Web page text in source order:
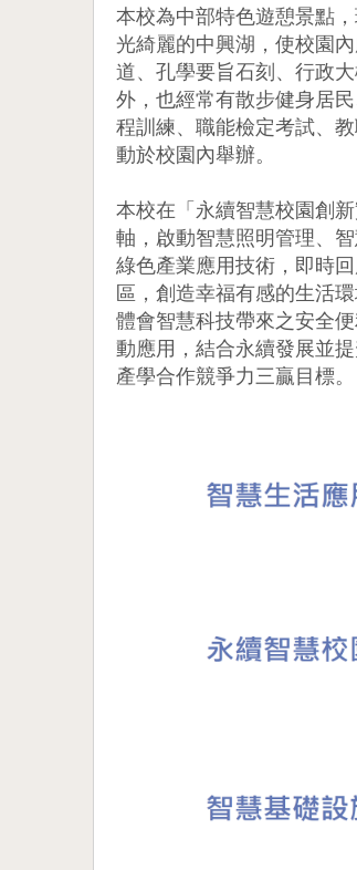
本校為中部特色遊憩景點
光綺麗的中興湖，使校園
道、孔學要旨石刻、行政
外，也經常有散步健身居
程訓練、職能檢定考試、
動於校園內舉辦。
本校在「永續智慧校園創
軸，啟動智慧照明管理、
綠色產業應用技術，即時
區，創造幸福有感的生活
體會智慧科技帶來之安全
動應用，結合永續發展並
產學合作競爭力三贏目標。